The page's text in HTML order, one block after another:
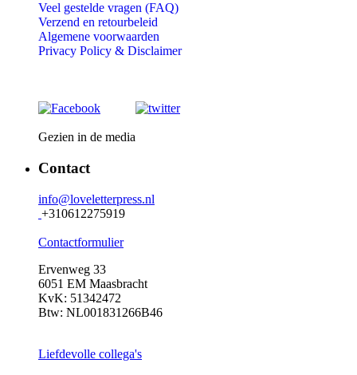
Veel gestelde vragen (FAQ)
Verzend en retourbeleid
Algemene voorwaarden
Privacy Policy & Disclaimer
Gezien in de media
Contact
info@loveletterpress.nl
+310612275919
Contactformulier
Ervenweg 33
6051 EM Maasbracht
KvK: 51342472
Btw: NL001831266B46
Liefdevolle collega's